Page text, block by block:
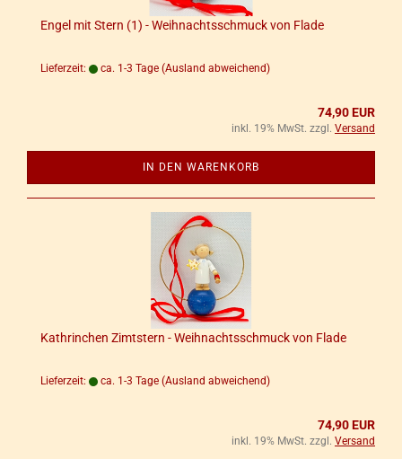
Engel mit Stern (1) - Weih­nachts­schmuck von Flade
Lieferzeit: ca. 1-3 Tage (Ausland abweichend)
74,90 EUR
inkl. 19% MwSt. zzgl. Versand
IN DEN WARENKORB
Kath­rinchen Zimt­stern - Weih­nachts­schmuck von Flade
Lieferzeit: ca. 1-3 Tage (Ausland abweichend)
74,90 EUR
inkl. 19% MwSt. zzgl. Versand